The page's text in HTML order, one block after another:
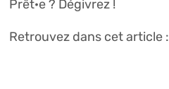
Prêt·e ? Dégivrez !
Retrouvez dans cet article :